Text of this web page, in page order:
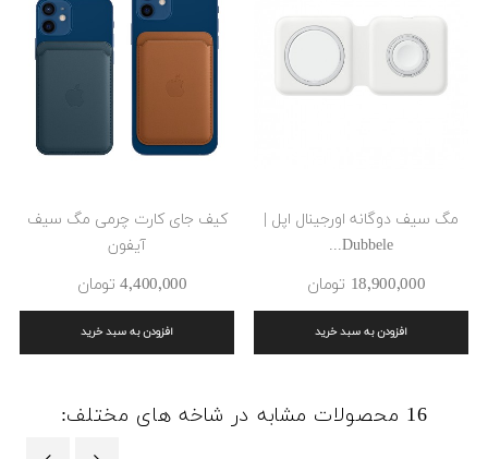
مگ سیف دوگانه اورجینال اپل |
Dubbele...
18٬900٬000 ‎تومان
افزودن به سبد خرید
کیف جای کارت چرمی مگ سیف
آیفون
4٬400٬000 ‎تومان
افزودن به سبد خرید
16 محصولات مشابه در شاخه های مختلف: